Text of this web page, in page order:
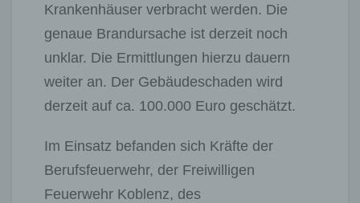
Krankenhäuser verbracht werden. Die
genaue Brandursache ist derzeit noch
unklar. Die Ermittlungen hierzu dauern
weiter an. Der Gebäudeschaden wird
derzeit auf ca. 100.000 Euro geschätzt.
Im Einsatz befanden sich Kräfte der
Berufsfeuerwehr, der Freiwilligen
Feuerwehr Koblenz, des